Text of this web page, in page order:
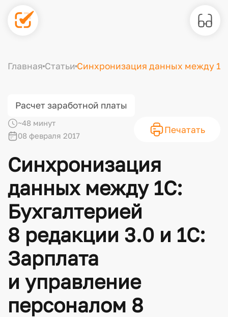
Главная Статьи Синхронизация данных между
Расчет заработной платы
~48 минут
08 февраля 2017
Печатать
Синхронизация
данных между 1С:
Бухгалтерией
8 редакции 3.0 и 1С:
Зарплата
и управление
персоналом 8